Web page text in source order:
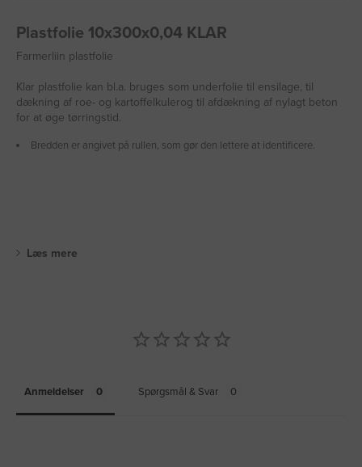
Plastfolie 10x300x0,04 KLAR
Farmerliin plastfolie
Klar plastfolie kan bl.a. bruges som underfolie til ensilage, til
dækning af roe- og kartoffelkulerog til afdækning af nylagt beton
for at øge tørringstid.
Bredden er angivet på rullen, som gør den lettere at identificere.
Læs mere
Anmeldelser Spørgsmål & Svar